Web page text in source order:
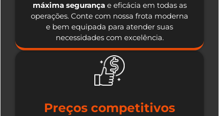
máxima segurançae eficácia em todas as
operações. Conte com nossa frota moderna
e bem equipada para atender suas
necessidades com excelência.
Preços competitivos